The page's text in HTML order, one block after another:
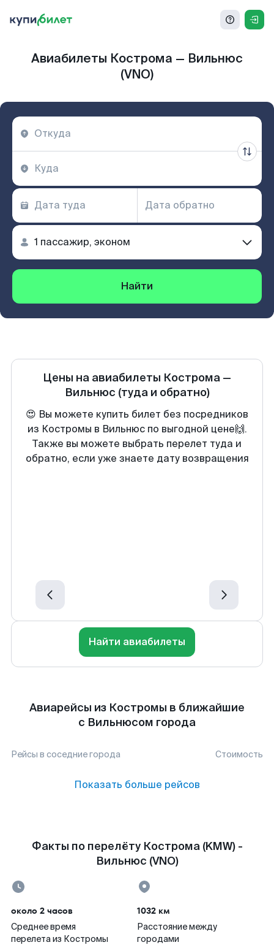
Авиабилеты Кострома — Вильнюс
(VNO)
Найти
Цены на авиабилеты Кострома —
Вильнюс (туда и обратно)
😍 Вы можете купить билет без посредников
из Костромы в Вильнюс по выгодной цене🙌.
Также вы можете выбрать перелет туда и
обратно, если уже знаете дату возвращения
Найти авиабилеты
Авиарейсы из Костромы в ближайшие
с Вильнюсом города
Рейсы в соседние города Стоимость
Показать больше рейсов
Факты по перелёту Кострома (KMW) -
Вильнюс (VNO)
около 2 часов
Среднее время
перелета из Костромы
1032 км
Расстояние между
городами